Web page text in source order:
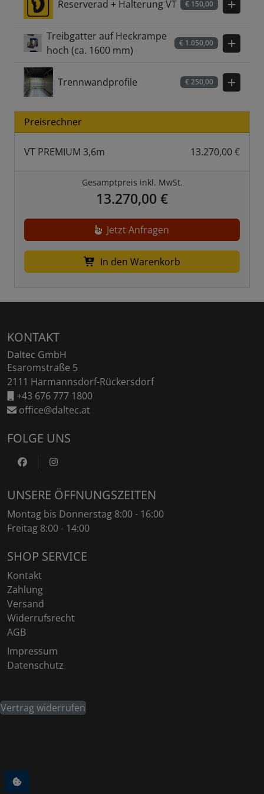
Reserverad + Halterung VT € 150,00
Treibgatter auf Heckrampe
hoch (ca. 1600 mm)
€ 1.050,00
Trennwandprofile €250,00
Preisrechner
VT PREMIUM 3,6m 13.270,00 €
Gesamptpreis inkl. MwSt.
13.270,00 €
Jetzt Anfragen
In den Warenkorb
KONTAKT
Daltec GmbH
Esaromstraße 5
2111 Harmannsdorf-Rückersdorf
+43 676 777 1800
office@daltec.at
FOLGE UNS
https://www.facebook.com/DaltecAustria
UNSERE ÖFFNUNGSZEITEN
Montag bis Donnerstag 8:00 - 16:00
Freitag 8:00 - 14:00
SHOP SERVICE
Kontakt
Zahlung
Versand
Widerrufsrecht
AGB
Impressum
Datenschutz
Vertrag widerrufen